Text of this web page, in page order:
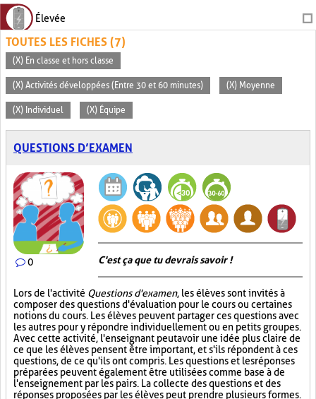
Élevée
TOUTES LES FICHES (7)
(X) En classe et hors classe
(X) Activités développées (Entre 30 et 60 minutes) (X) Moyenne
(X) Individuel (X) Équipe
QUESTIONS D’EXAMEN
0 C'est ça que tu devrais savoir !
Lors de l'activité Questions d'examen, les élèves sont invités à
composer des questions d'évaluation pour le cours ou certaines
notions du cours. Les élèves peuvent partager ces questions avec
les autres pour y répondre individuellement ou en petits groupes.
Avec cette activité, l'enseignant peut avoir une idée plus claire de
ce que les élèves pensent être important, et s'ils répondent à ces
questions, de ce qu'ils ont compris. Les questions et les réponses
préparées peuvent également être utilisées comme base à de
l'enseignement par les pairs. La collecte des questions et des
réponses proposées par les élèves peut prendre plusieurs formes.